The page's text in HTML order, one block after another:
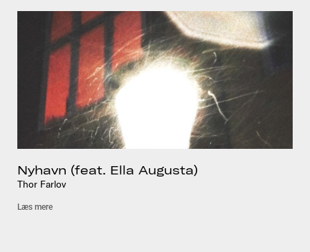
Nyhavn (feat. Ella Augusta)
Thor Farlov
Læs mere